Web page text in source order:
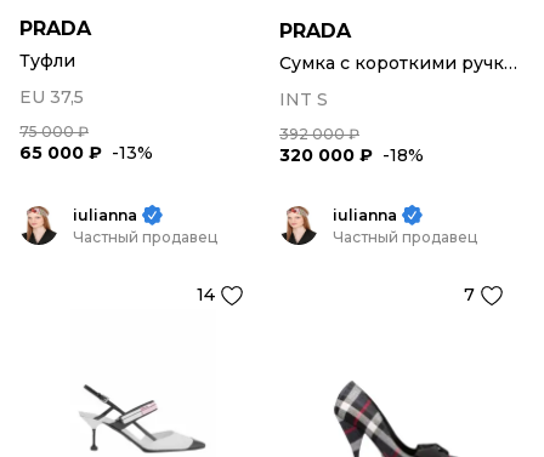
PRADA
Туфли
EU 37,5
75 000 ₽
65 000 ₽ -13%
PRADA
Сумка с короткими ручками
INT S
392 000 ₽
320 000 ₽ -18%
iulianna
Частный продавец
14
iulianna
Частный продавец
7